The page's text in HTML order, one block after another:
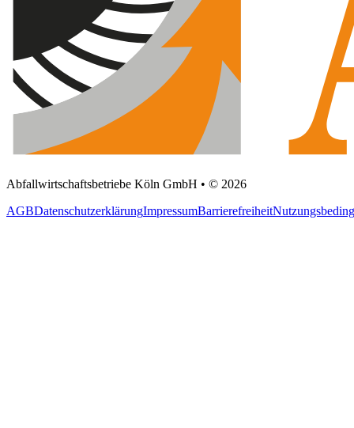
Abfallwirtschaftsbetriebe Köln GmbH • © 2026
AGBDatenschutzerklärungImpressumBarrierefreiheit